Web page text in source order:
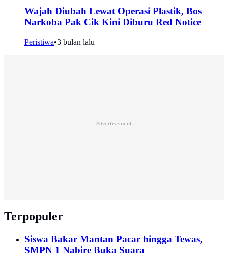
Wajah Diubah Lewat Operasi Plastik, Bos
Narkoba Pak Cik Kini Diburu Red Notice
Peristiwa•3 bulan lalu
Advertisement
Terpopuler
Siswa Bakar Mantan Pacar hingga Tewas,
SMPN 1 Nabire Buka Suara